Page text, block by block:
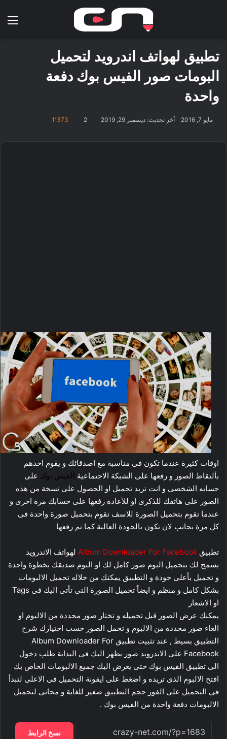
تطبيق لهواتف اندرويد لتحميل
البومات صور الفيس بوك دفعة
واحدة
مايو 7, 2016 آخر تحديث: ديسمبر 29, 2019 2 1٬373
اوقات كثيرة عندما تكون فى مناسبة مع اصدقائك و يقوم احدهم
بألتقاط الصور و رفعها على الشبكة الاجتماعية الفيس بوك على
حسابه الشخصى و انت تريد تحميل او الحصول على نسخة من هذه
الصور على هاتفك للذكرى او للأعادة رفعها على حسابك مرة اخرى و
عندما تقوم بتحميل الصورة للاسف تقوم بتحميل صورة واحدة فى
كل مرة بجانب لان تكون بالجودة العالية كما تم رفعها
تطبيق Album Downloader For Facebook لهواتف الاندرويد
يسمح لك بتحميل البوم صور كامل لك او البوم صديقك بخطوة واحدة
و تحميل بأعلى جودة و التطبيق يمكنك من خلاله تحميل الالبومات
بشكل كامل و منظم و ايضاً تحميل الصورة التى تأتى اليك فى Tags
او الاشعار
يمكنك عرض الصور قبل تحميله و تختار صور محددة من الالبوم او
الغاء صور محددة من الالبوم و تحمل الصور حسب اختيارك شرح
التطبيق بسيط , عند تثبيت تطبيق Album Downloader For
Facebook على الاندرويد صور يظهر اليك فى البداية طلب دخول
الى تطبيق الفيس بوك حتى يعرض اليك جميع الالبومات الخاص بك
افتح الالبوم الذى تريده و اضغط على ايقونة التحميل فى الاعلى لتبدأ
فى التحميل على الفور حجم التطبيق صغير للغاية و مجانى لتحميل
الالبومات دفعة واحدة من الفيس بوك .
نسخ الرابط